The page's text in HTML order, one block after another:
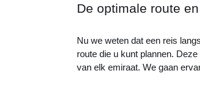
De optimale route
Nu we weten dat een reis
route die u kunt plannen.
van elk emiraat. We gaan